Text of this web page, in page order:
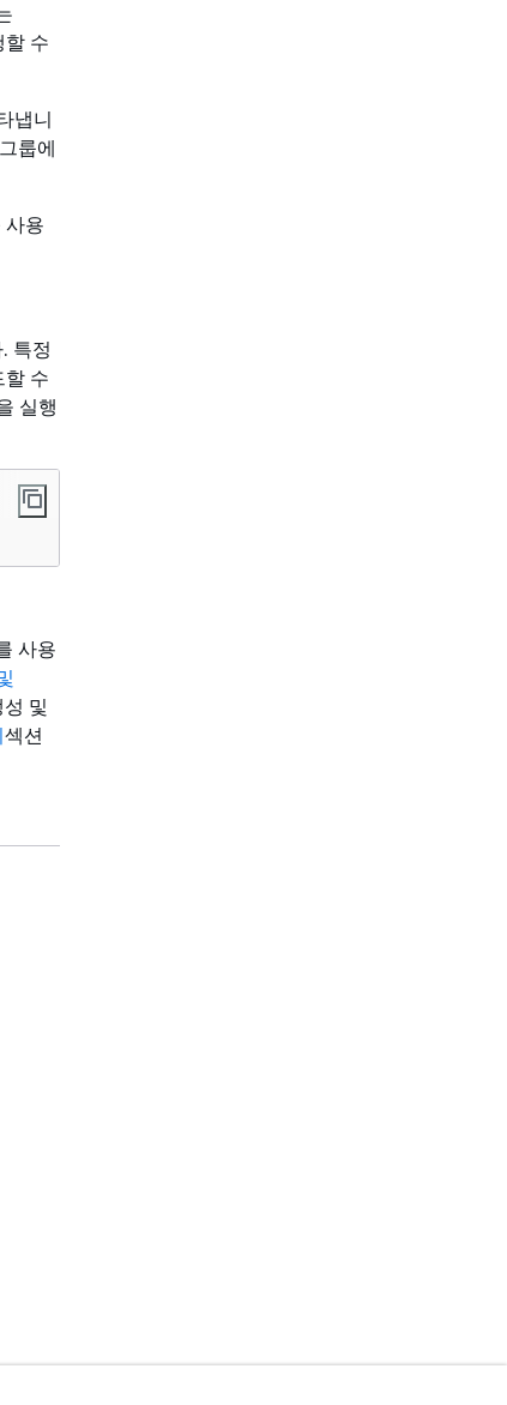
수
냅니
룹에
사용
특정
수
실행
사용
및
섹션